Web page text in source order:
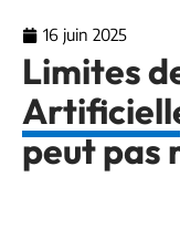
16 juin 2025
Limites
peut pas